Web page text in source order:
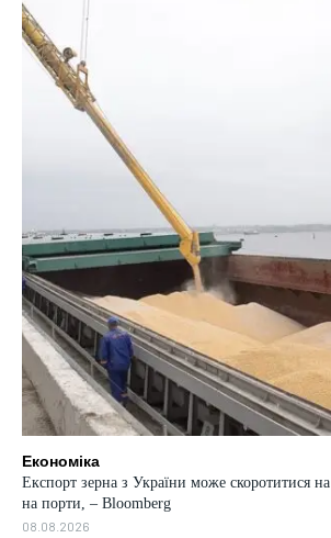
Економіка
Експорт зерна з України може скоротитися
на порти, – Bloomberg
08.08.2026